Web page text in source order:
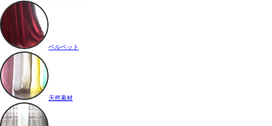
ベルベット
天然素材